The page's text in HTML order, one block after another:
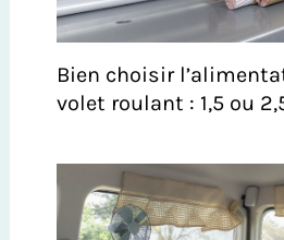
Bien choisir
volet roulant : 1,5 ou